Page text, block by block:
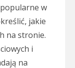
w
jakie
na stronie.
i
na